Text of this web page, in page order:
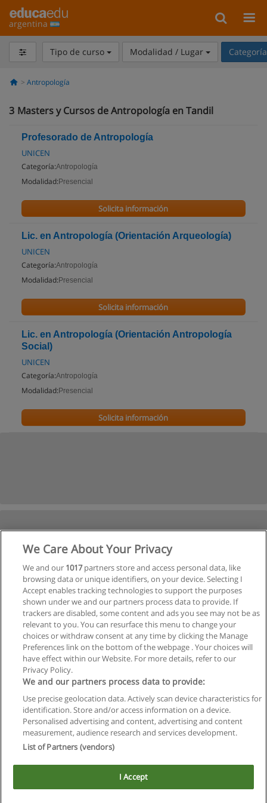
argentina
Tipo de curso Modalidad / Lugar
Antropología
3 Masters y Cursos de Antropología en Tandil
Profesorado de Antropología
UNICEN
Categoría:Antropología
Modalidad: Presencial
Solicita información
Lic. en Antropología (Orientación Arqueología)
UNICEN
Categoría:Antropología
Modalidad: Presencial
Solicita información
Lic. en Antropología (Orientación Antropología
Social)
UNICEN
Categoría:Antropología
Modalidad: Presencial
Solicita información
Reglas de uso
Privacidad de datos
Contactar con Educaedu
Copyright © Educaedu Business S.L. - CIF : B-95610580: -
www.educaedu.com.ar
Este sitio utiliza cookies.
We Care About Your Privacy
We and our 1017partners store and access personal data, like
browsing data or unique identifiers, on your device. Selecting I
Accept enables tracking technologies to support the purposes
shown under we and our partners process data to provide. If
trackers are disabled, some content and ads you see may not be as
relevant to you. You can resurface this menu to change your
choices or withdraw consent at any time by clicking the Manage
Preferences link on the bottom of the webpage . Your choices will
have effect within our Website. For more details, refer to our
Privacy Policy.
We and our partners process data to provide:
Use precise geolocation data. Actively scan device characteristics for
identification. Store and/or access information on a device.
Personalised advertising and content, advertising and content
measurement, audience research and services development.
List of Partners (vendors)
I Accept